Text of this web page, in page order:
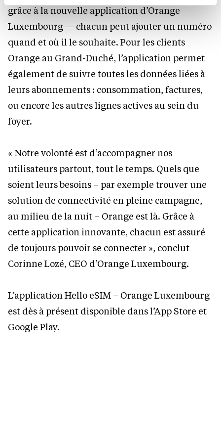
Charte d’usage des cookieset notrePolitique de
protection des données personnelles.
grâce à la nouvelle application d’Orange
Luxembourg — chacun peut ajouter un numéro
quand et où il le souhaite. Pour les clients
Orange au Grand-Duché, l’application permet
également de suivre toutes les données liées à
leurs abonnements : consommation, factures,
ou encore les autres lignes actives au sein du
foyer.
« Notre volonté est d’accompagner nos
utilisateurs partout, tout le temps. Quels que
soient leurs besoins – par exemple trouver une
solution de connectivité en pleine campagne,
au milieu de la nuit – Orange est là. Grâce à
cette application innovante, chacun est assuré
de toujours pouvoir se connecter », conclut
Corinne Lozé, CEO d’Orange Luxembourg.
L’application Hello eSIM – Orange Luxembourg
est dès à présent disponible dans l’App Store et
Google Play.